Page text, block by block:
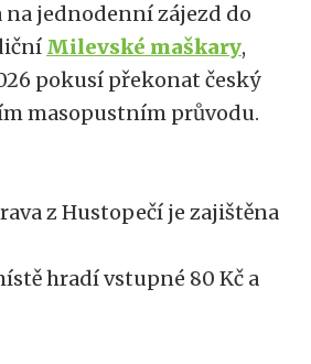
na jednodenní zájezd do
Milevské maškary,
pokusí překonat český
masopustním průvodu.
z Hustopečí je zajištěna
hradí vstupné 80 Kč a